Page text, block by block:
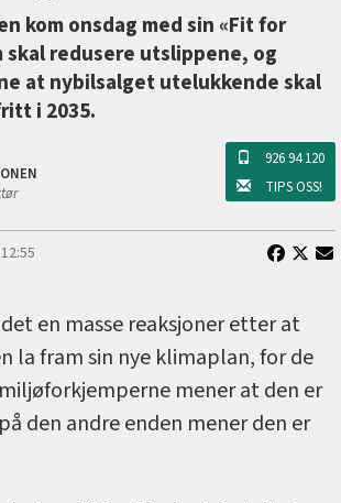
kom onsdag med sin «Fit for
skal redusere utslippene, og
at nybilsalget utelukkende skal
i 2035.
926 94 120
TIPS OSS!
en masse reaksjoner etter at
la fram sin nye klimaplan, for de
mener at den er
den andre enden mener den er